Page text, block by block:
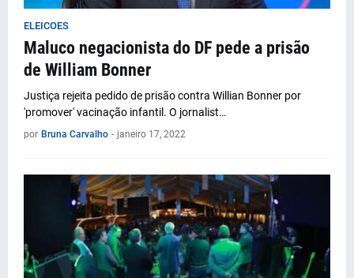
ELEICOES
Maluco negacionista do DF pede a prisão
de William Bonner
Justiça rejeita pedido de prisão contra Willian Bonner por
'promover' vacinação infantil. O jornalist…
por Bruna Carvalho - janeiro 17, 2022